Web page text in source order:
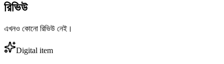
রিভিউ
এখনও কোনো রিভিউ নেই।
Digital item